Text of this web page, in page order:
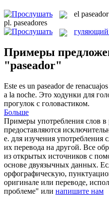
el paseador
pl. paseadores
гуляющий
Примеры
"paseador"
Este es un paseadorde renacuajos
a la noche. Это ходунки для
прогулок с головастиком.
Больше
Примеры употребления слов в
предоставляются
е. для изучения употребления
их перевода на другой. Все
из открытых источников с
основе двуязычных данных.
орфографическую,
оригинале или переводе,
проблеме" или напишите нам